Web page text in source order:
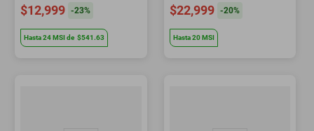
$12,999 -23%
Hasta24MSIde $541.63
$22,999 -20%
Hasta20MSI